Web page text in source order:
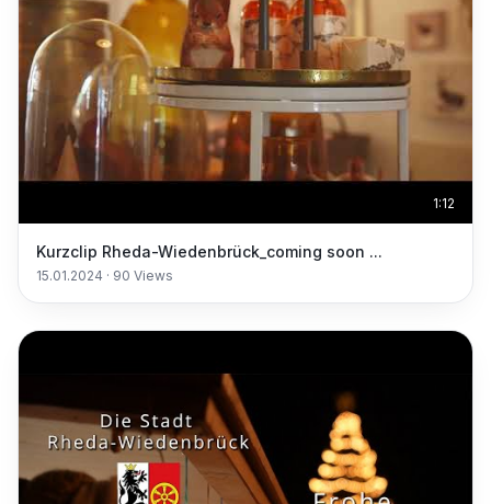
1:12
Kurzclip Rheda-Wiedenbrück_coming soon ...
15.01.2024 · 90 Views